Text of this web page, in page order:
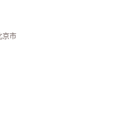
京市